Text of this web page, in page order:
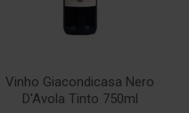
Vinho Giacondicasa Nero
D'Avola Tinto 750ml